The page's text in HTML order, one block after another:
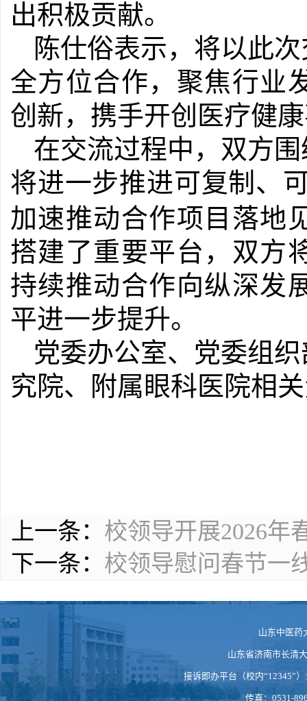
出积极贡献。
陈仕俗表示，将以此
全方位合作，聚焦行业
创新，携手开创医疗健
在交流过程中，双方
将进一步推进可复制、
加速推动合作项目落地
搭建了重要平台，双方
持续推动合作向纵深发
平进一步提升。
党委办公室、党委组
究院、附属眼科医院相
上一条： 校领导开展2026年
下一条： 校领导慰问春节一
山东中医药
山东省济南市长清
接诉即办平台（校内“12345”
传真：0531-